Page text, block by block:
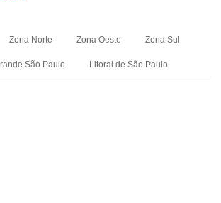
Zona Norte Zona Oeste Zona Sul
São Paulo Litoral de São Paulo